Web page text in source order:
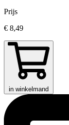
Prijs
€ 8,49
in winkelmand